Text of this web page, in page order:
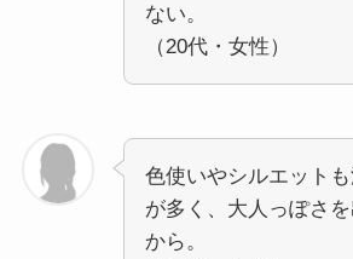
ない。
（20代・女性）
色使いやシルエット
が多く、大人っぽさ
から。